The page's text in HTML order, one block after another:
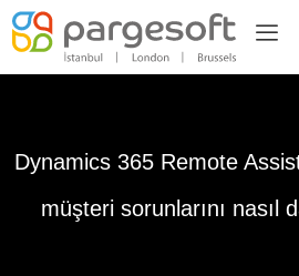
Dynamics 365 Remote
müşteri sorunlarını nasıl